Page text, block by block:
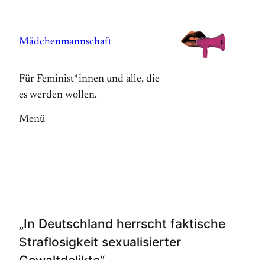
springen
Mädchenmannschaft
Für Feminist*innen und alle, die
es werden wollen.
Menü
„In Deutschland herrscht faktische
Straflosigkeit sexualisierter